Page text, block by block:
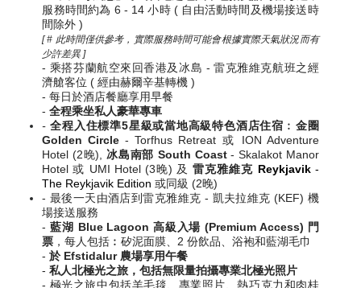
服務時間約為 6 - 14 小時 ( 自由活動時間及機場接送時
間除外 )
[ # 此時間僅供參考，實際服務時間可能會根據實際天氣狀況而有
少許差異 ]
- 乘搭芬蘭航空來回香港及 冰島 -雷克雅維克航班之經
濟艙客位 ( 經由赫爾辛基轉機 )
- 每日於酒店餐廳享用早餐
- 全程乘坐私人豪華專車
- 全程入住標準5星級或當地高級特色酒店住宿 ︰ 金圈
Golden Circle - Torfhus Retreat 或 ION Adventure
Hotel (2晚), 冰島南部 South Coast- Skalakot Manor
Hotel 或 UMI Hotel (3晚) 及雷克雅維克 Reykjavik-
The Reykjavik Edition 或同級 (2晚)
- 最後一天由酒店到雷克雅維克 - 凱夫拉維克 (KEF) 機
場接送服務
-藍湖 Blue Lagoon 高級入場 (Premium Access) 門
票 ，每人包括︰矽泥面膜、2 份飲品、浴袍和藍湖毛巾
-於 Efstidalur 農場享用午餐
-私人北極光之旅，包括無限量拍攝專業北極光照片
- 極光之旅中包括羊毛毯、專業照片、熱巧克力和肉桂